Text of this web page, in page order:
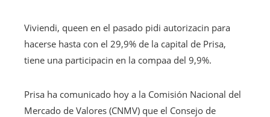
Viviendi, queen en el pasado pidi autorizacin para
hacerse hasta con el 29,9% de la capital de Prisa,
tiene una participacin en la compaa del 9,9%.
Prisa ha comunicado hoy a la Comisión Nacional del
Mercado de Valores (CNMV) que el Consejo de